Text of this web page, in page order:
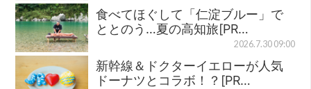
食べてほぐして「仁淀ブルー」で
ととのう…夏の高知旅[PR…
2026.7.30 09:00
新幹線＆ドクターイエローが人気
ドーナツとコラボ！？[PR…